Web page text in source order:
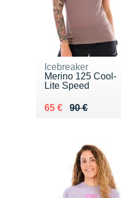
Icebreaker
Merino 125 Cool-
Lite Speed
90 €
Au lieu de 90 €
65 €
Vendu 65 €